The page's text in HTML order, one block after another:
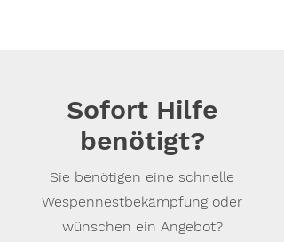
Sofort Hilfe
benötigt?
Sie benötigen eine schnelle
Wespennestbekämpfung oder
wünschen ein Angebot?